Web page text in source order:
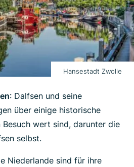
Hansestadt Zwolle
: Dalfsen und seine
über einige historische
Besuch wert sind, darunter die
selbst.
Niederlande sind für ihre